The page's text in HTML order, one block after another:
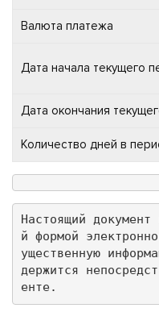
Валюта платежа
Дата начала текущего
Дата окончания
Количество дней в
Настоящий документ
й формой
ущественную
держится
енте.